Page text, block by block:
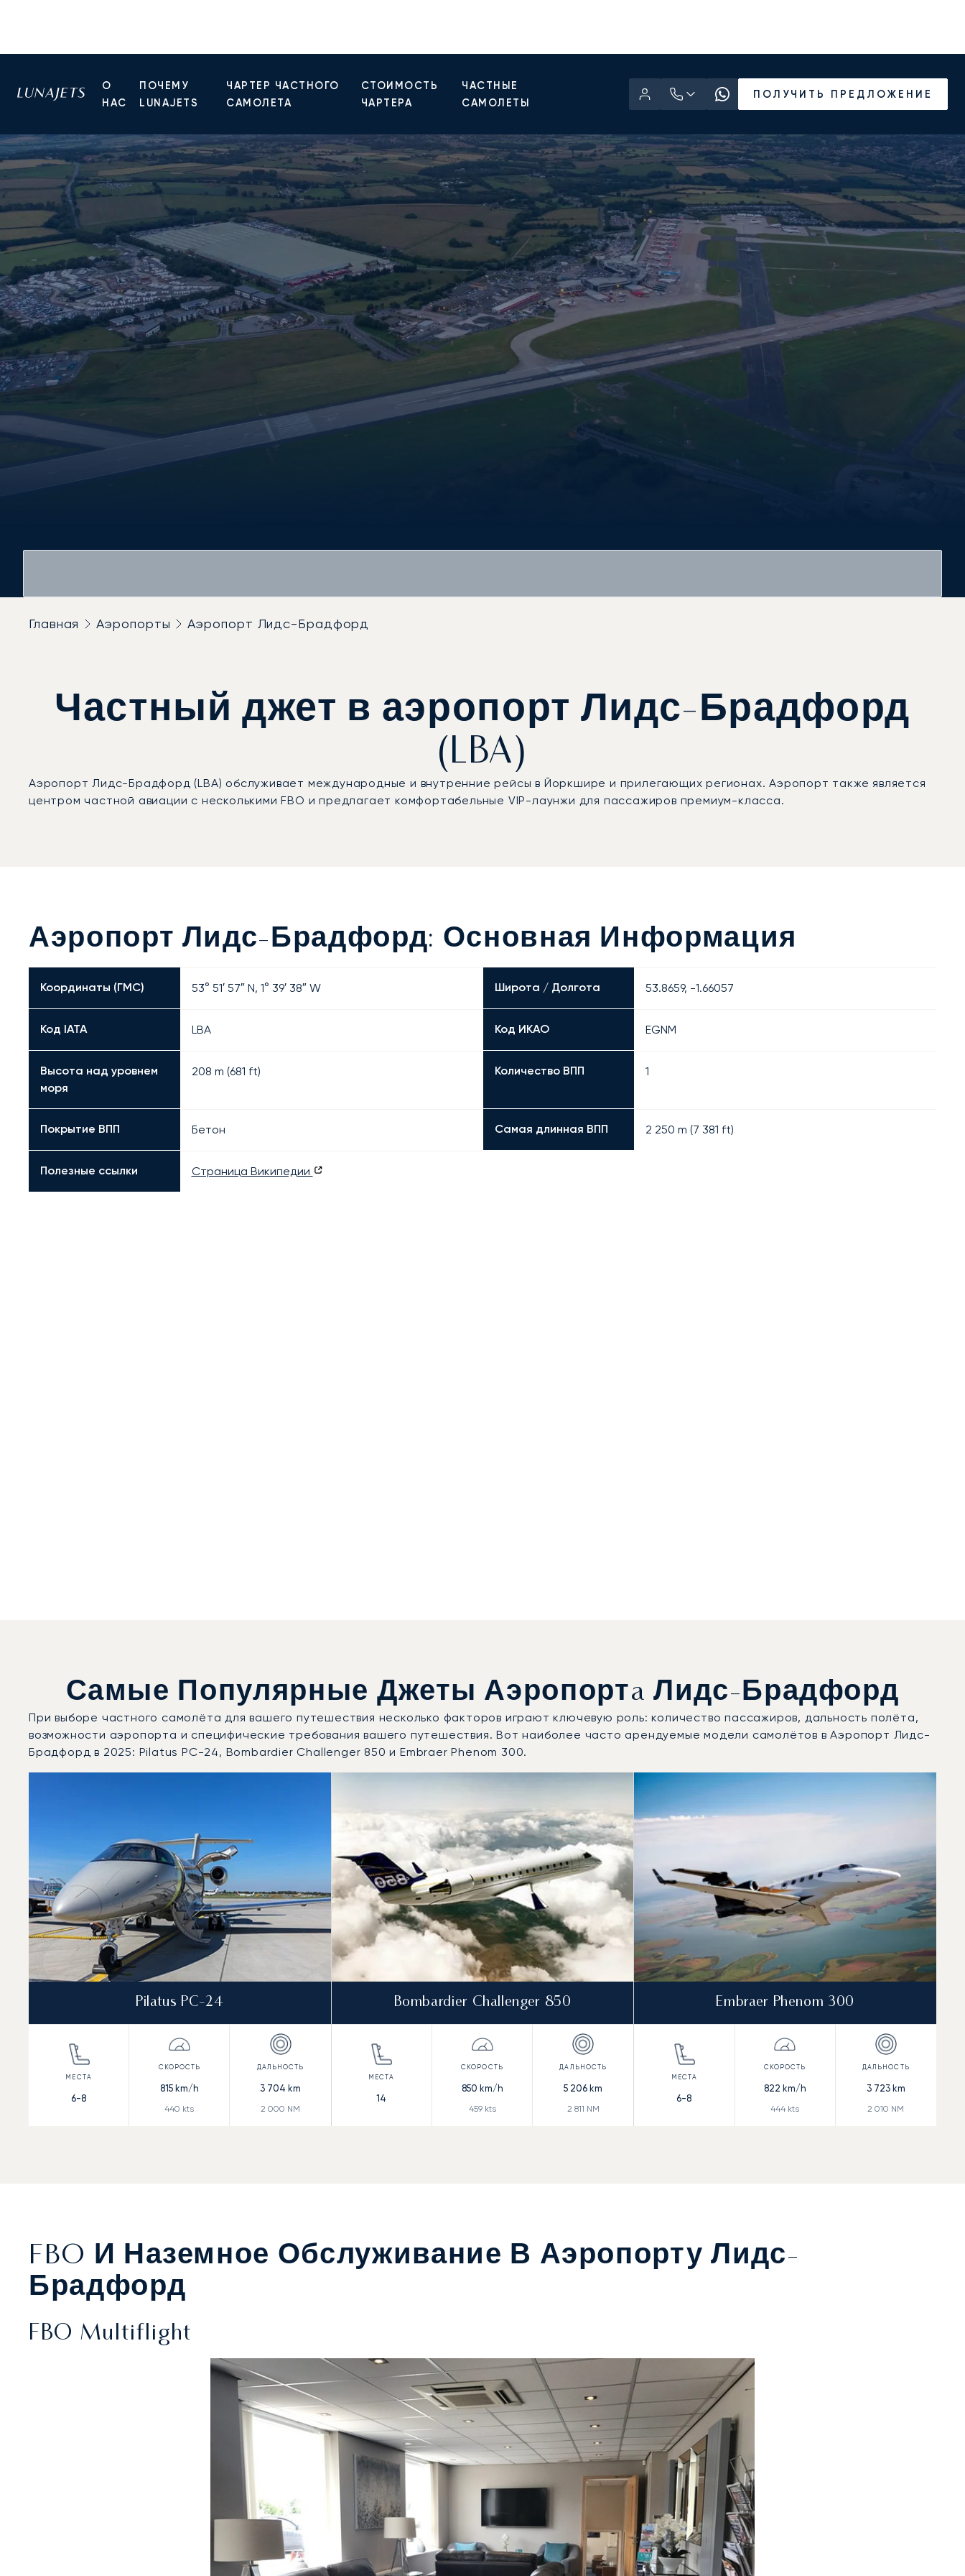
О
НАС
ПОЧЕМУ
LUNAJETS
ЧАРТЕР ЧАСТНОГО
САМОЛЕТА
СТОИМОСТЬ
ЧАРТЕРА
ЧАСТНЫЕ
САМОЛЕТЫ
ПОЛУЧИТЬ ПРЕДЛОЖЕНИЕ
Главная Аэропорты Аэропорт Лидс-Брадфорд
Частный джет в аэропорт Лидс-Брадфорд
(LBA)
Аэропорт Лидс-Брадфорд (LBA) обслуживает международные и внутренние рейсы в Йоркшире и прилегающих регионах. Аэропорт также является
центром частной авиации с несколькими FBO и предлагает комфортабельные VIP-лаунжи для пассажиров премиум-класса.
Аэропорт Лидс-Брадфорд: Основная Информация
Координаты (ГМС) 53° 51′ 57″ N, 1° 39′ 38″ W Широта / Долгота 53.8659, -1.66057
Код IATA LBA Код ИКАО EGNM
Высота над уровнем
моря
208 m (681 ft) Количество ВПП 1
Покрытие ВПП Бетон Самая длинная ВПП 2 250 m (7 381 ft)
Полезные ссылки Страница Википедии
Самые Популярные Джеты Аэропортa Лидс-Брадфорд
При выборе частного самолёта для вашего путешествия несколько факторов играют ключевую роль: количество пассажиров, дальность полёта,
возможности аэропорта и специфические требования вашего путешествия. Вот наиболее часто арендуемые модели самолётов в Аэропорт Лидс-
Брадфорд в 2025: Pilatus PC-24, Bombardier Challenger 850 и Embraer Phenom 300.
Аэропорт Лидс-Брадфорд : 3 наиболее востребованные модели воздушных судов по числу полётных движений в 2025 году
Pilatus PC-24
6-8
815km/h
440 kts
3 704 km
2 000 NM
Bombardier Challenger 850
14
850 km/h
459kts
5 206 km
2 811 NM
Embraer Phenom 300
6-8
822 km/h
444 kts
3 723km
2 010 NM
FBO И Наземное Обслуживание В Аэропорту Лидс-
Брадфорд
FBO Multiflight